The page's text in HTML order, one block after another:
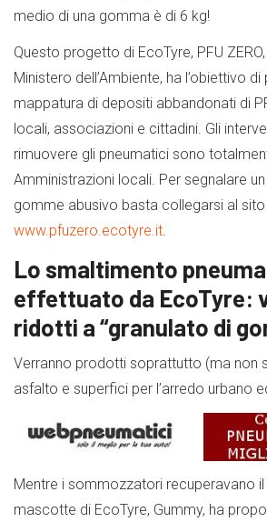
medio di una gomma è di 6 kg!
Questo progetto di EcoTyre, PFU
Ministero dell’Ambiente, ha l’obiettivo di
mappatura di depositi abbandonati di
locali, associazioni e cittadini. Gli
rimuovere gli pneumatici sono
Amministrazioni locali. Per segnalare
gomme abusivo basta collegarsi al
www.pfuzero.ecotyre.it
Lo smaltimento
effettuato da EcoTyre:
ridotti a “granulato di
Verranno prodotti soprattutto (ma non
asfalto e superfici per l’arredo urbano
Mentre i sommozzatori recuperavano il
mascotte di EcoTyre, Gummy, ha